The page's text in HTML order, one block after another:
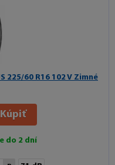
225/60 R16 102 V Zimné
Kúpiť
do 2 dní